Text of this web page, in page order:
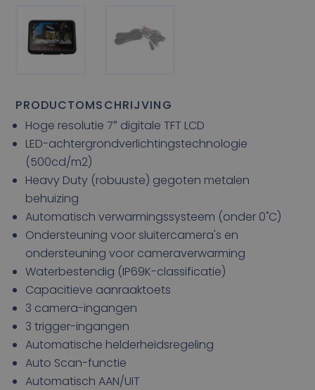
PRODUCTOMSCHRIJVING
Hoge resolutie 7″ digitale TFT LCD
LED-achtergrondverlichtingstechnologie
(500cd/m2)
Heavy Duty (robuuste) gegoten metalen
behuizing
Automatisch verwarmingssysteem (onder 0˚C)
Ondersteuning voor sluitercamera's en
ondersteuning voor cameraverwarming
Waterbestendig (IP69K-classificatie)
Capacitieve aanraaktoets
3 camera-ingangen
3 trigger-ingangen
Automatische helderheidsregeling
Auto Scan-functie
Automatisch AAN/UIT